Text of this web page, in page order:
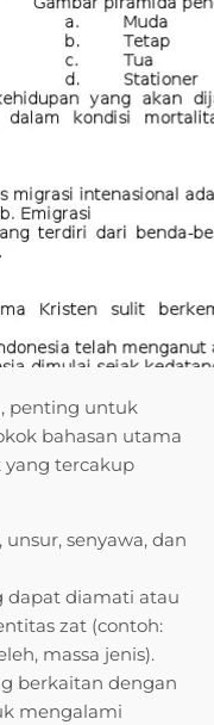
penting untuk
bahasan utama
yang tercakup
senyawa, dan
dapat diamati atau
zat (contoh:
massa jenis).
berkaitan dengan
mengalami